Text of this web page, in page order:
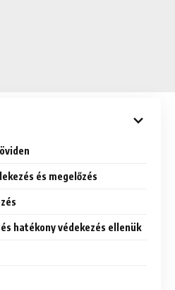
és megelőzés
hatékony védekezés ellenük